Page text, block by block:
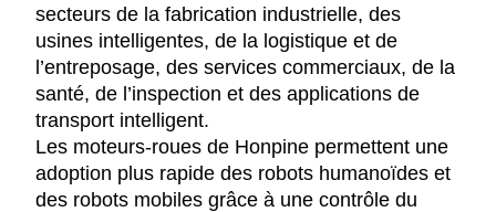
secteurs de la fabrication industrielle, des
usines intelligentes, de la logistique et de
l’entreposage, des services commerciaux, de la
santé, de l’inspection et des applications de
transport intelligent.
Les moteurs-roues de Honpine permettent une
adoption plus rapide des robots humanoïdes et
des robots mobiles grâce à une contrôle du